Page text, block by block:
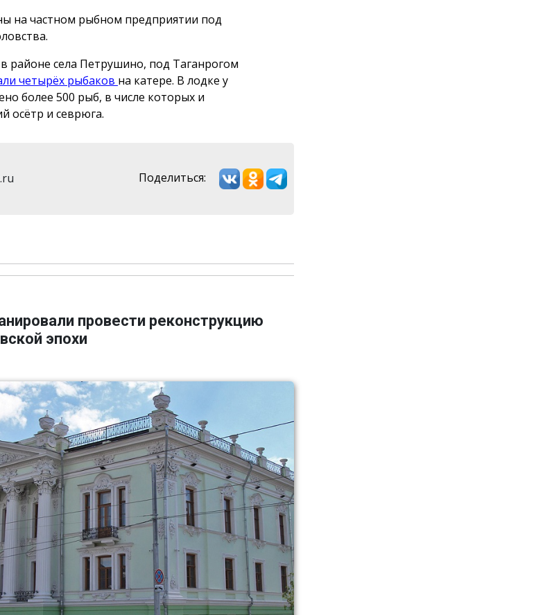
на частном рыбном предприятии под
районе села Петрушино, под Таганрогом
четырёх рыбаков на катере. В лодке у
более 500 рыб, в числе которых и
осётр и севрюга.
Поделиться:
провести реконструкцию
эпохи